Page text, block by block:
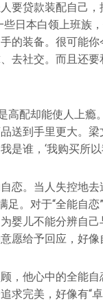
要贷款装配自己
日本白领上班族
的装备。很可能
去社交。而且还
高配却能使人上
送到手里更大。
谁，‘我购买所以
恋。当人失控地
足。对于“全能自
婴儿不能分辨自己
愿给予回应，好像
，他心中的全能
完美，好像有“卓